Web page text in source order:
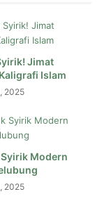
Jimat
Islam
2025
Modern
2025